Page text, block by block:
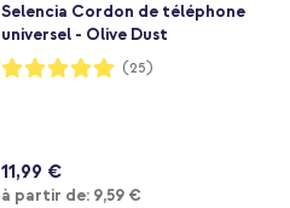
Selencia Cordon de téléphone
universel - Olive Dust
Notation:
99%
(25)
11,99 €
à partir de: À partir de
9,59 €